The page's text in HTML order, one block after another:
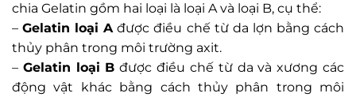
chia Gelatin gồm hai loại là loại A và loại B, cụ thể:
–Gelatin loại Ađược điều chế từ da lợn bằng cách
thủy phân trong môi trường axit.
– Gelatin loại B được điều chế từ da và xương các
động vật khác bằng cách thủy phân trong môi